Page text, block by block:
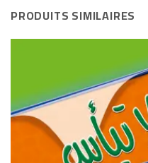
PRODUITS SIMILAIRES